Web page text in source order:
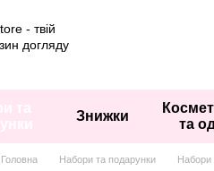
Знижки
та
Головна Набори та подарунки Набори